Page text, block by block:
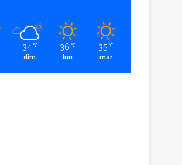
34 ℃
dim
36 ℃
lun
35 ℃
mar